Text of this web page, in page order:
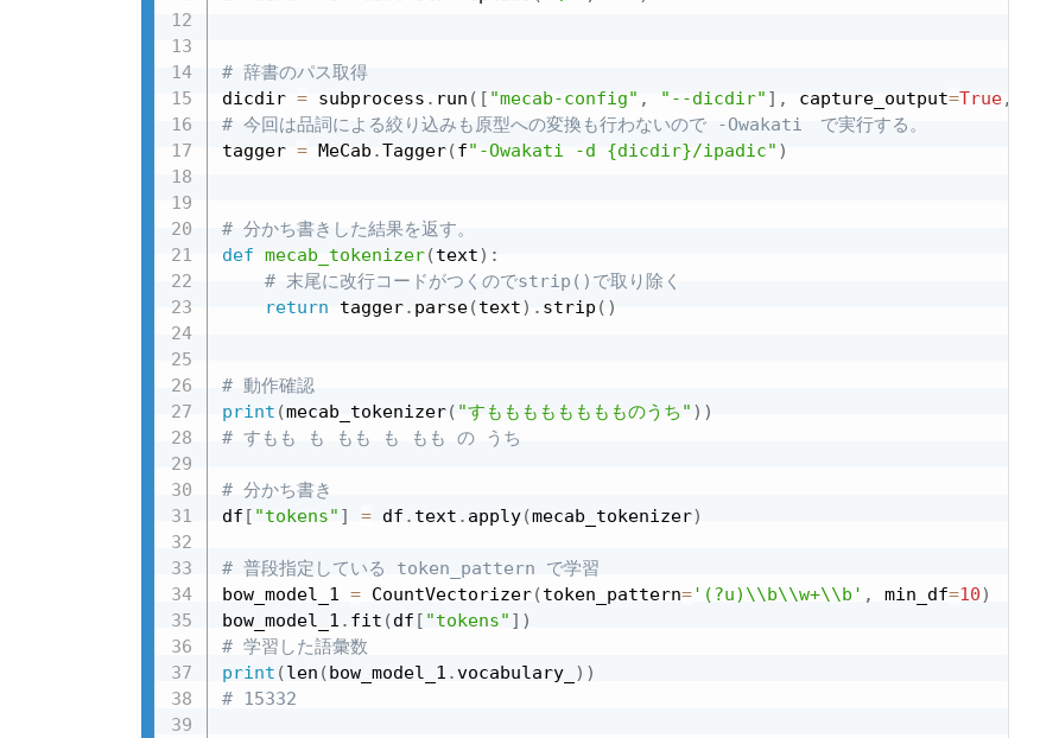
# 辞書のパス取得
dicdir = subprocess . run ( [ "mecab-config" , "--dicdir" ] , capture_output=True,
# 今回は品詞による絞り込みも原型への変換も行わないので -Owakati　で実行する。
tagger = MeCab .Tagger(f"-Owakati -d {dicdir}/ipadic" )
# 分かち書きした結果を返す。
def mecab_tokenizer(text) :
# 末尾に改行コードがつくのでstrip()で取り除く
return tagger. parse(text) . strip ( )
# 動作確認
print (mecab_tokenizer( "すもももももももものうち" ) )
# すもも も もも も もも の うち
# 分かち書き
df [ "tokens" ] = df . text . apply(mecab_tokenizer)
# 普段指定している token_pattern で学習
bow_model_1 = CountVectorizer(token_pattern='(?u)\\b\\w+\\b' , min_df=10)
bow_model_1 . fit (df [ "tokens" ] )
# 学習した語彙数
print (len (bow_model_1 .vocabulary_ ) )
# 15332